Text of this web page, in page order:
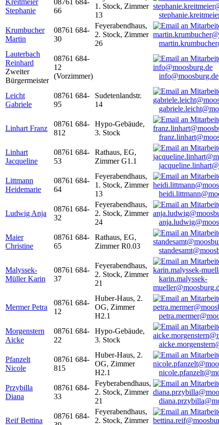
Kreitmeier
Stephanie
08761 684-
66
1. Stock, Zimmer
13
Krumbucher
Martin
08761 684-
30
Feyerabendhaus,
2. Stock, Zimmer
26
Lauterbach
Reinhard
Zweiter
Bürgermeister
08761 684-
12
(Vorzimmer)
info@moosburg.de
Leicht
Gabriele
08761 684-
95
Sudetenlandstr.
14
Linhart Franz
08761 684-
812
Hypo-Gebäude,
3. Stock
Linhart
Jacqueline
08761 684-
53
Rathaus, EG,
Zimmer G1.1
Littmann
Heidemarie
08761 684-
64
Feyerabendhaus,
1. Stock, Zimmer
13
Ludwig Anja
08761 684-
32
Feyerabendhaus,
2. Stock, Zimmer
24
Maier
Christine
08761 684-
65
Rathaus, EG,
Zimmer R0.03
Malyssek-
Müller Karin
08761 684-
37
Feyerabendhaus,
2. Stock, Zimmer
21
karin.malyssek-
Mermer Petra
08761 684-
12
Huber-Haus, 2.
OG, Zimmer
H2.1
Morgenstern
Aicke
08761 684-
22
Hypo-Gebäude,
3. Stock
Pfanzelt
Nicole
08761 684-
815
Huber-Haus, 2.
OG, Zimmer
H2.1
Przybilla
Diana
08761 684-
33
Feyberabendhaus,
2. Stock, Zimmer
21
Reif Bettina
08761 684-
Feyerabendhaus,
2. Stock, Zimmer